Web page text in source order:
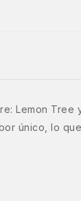
Lemon Tree
único, lo